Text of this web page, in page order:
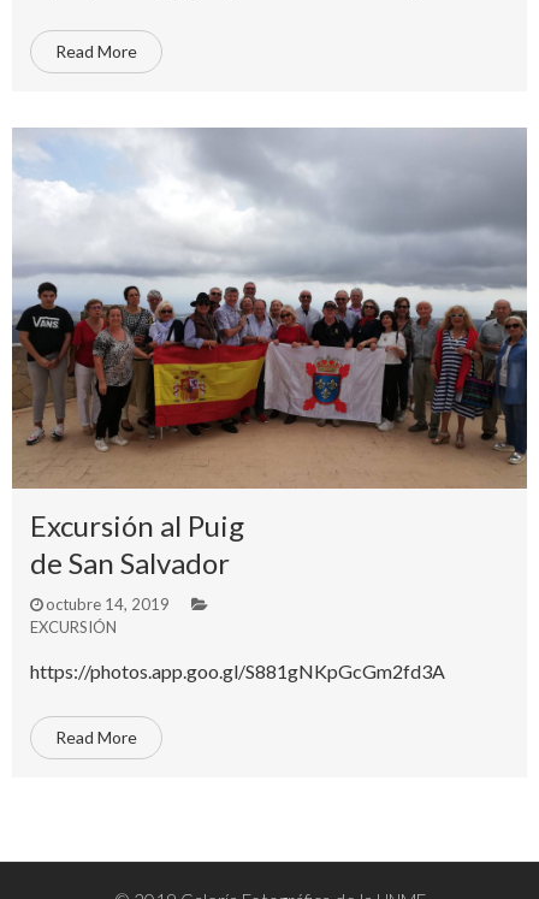
Read More
Excursión al Puig
de San Salvador
octubre 14, 2019
EXCURSIÓN
https://photos.app.goo.gl/S881gNKpGcGm2fd3A
Read More